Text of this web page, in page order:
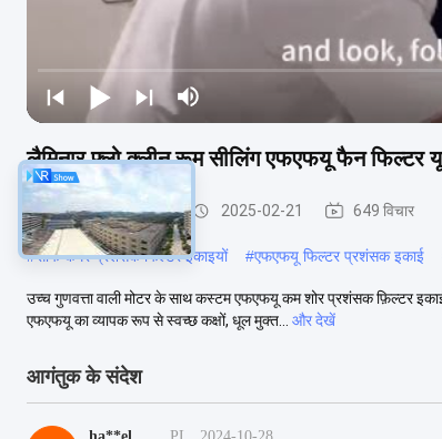
लैमिनार फ्लो क्लीन रूम सीलिंग एफएफयू फैन
FFU फैन फ़िल्टर यूनिट 2025-02-21 649 विचार
#साफ कमरे प्रशंसक फिल्टर इकाइयों #एफएफयू फिल्टर प्रशंसक इकाई
उच्च गुणवत्ता वाली मोटर के साथ कस्टम एफएफयू कम शोर प्रशंसक फ़िल्टर
एफएफयू का व्यापक रूप से स्वच्छ कक्षों, धूल मुक्त...
और देखें
आगंतुक के संदेश